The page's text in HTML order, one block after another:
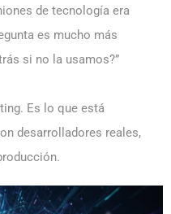
de tecnología era
es mucho más
si no la usamos?”
Es lo que está
desarrolladores reales,